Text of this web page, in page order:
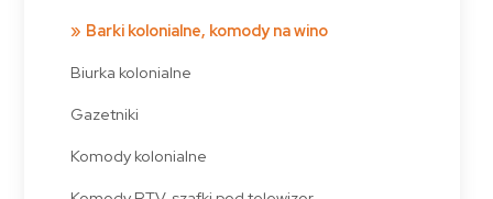
Barki kolonialne, komody na wino
Biurka kolonialne
Gazetniki
Komody kolonialne